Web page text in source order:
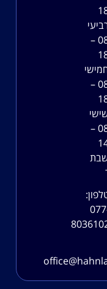
08:00 –
08:00 –
08:00 –